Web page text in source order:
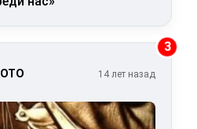
3
14 лет назад